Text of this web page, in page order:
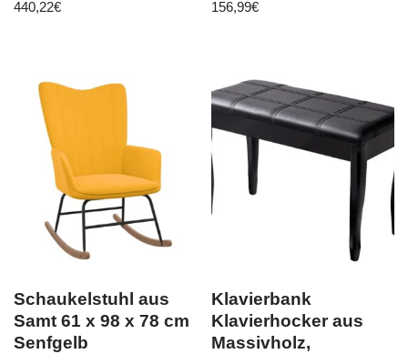
440,22€ 156,99€
Schaukelstuhl aus
Samt 61 x 98 x 78 cm
Senfgelb
Klavierbank
Klavierhocker aus
Massivholz,